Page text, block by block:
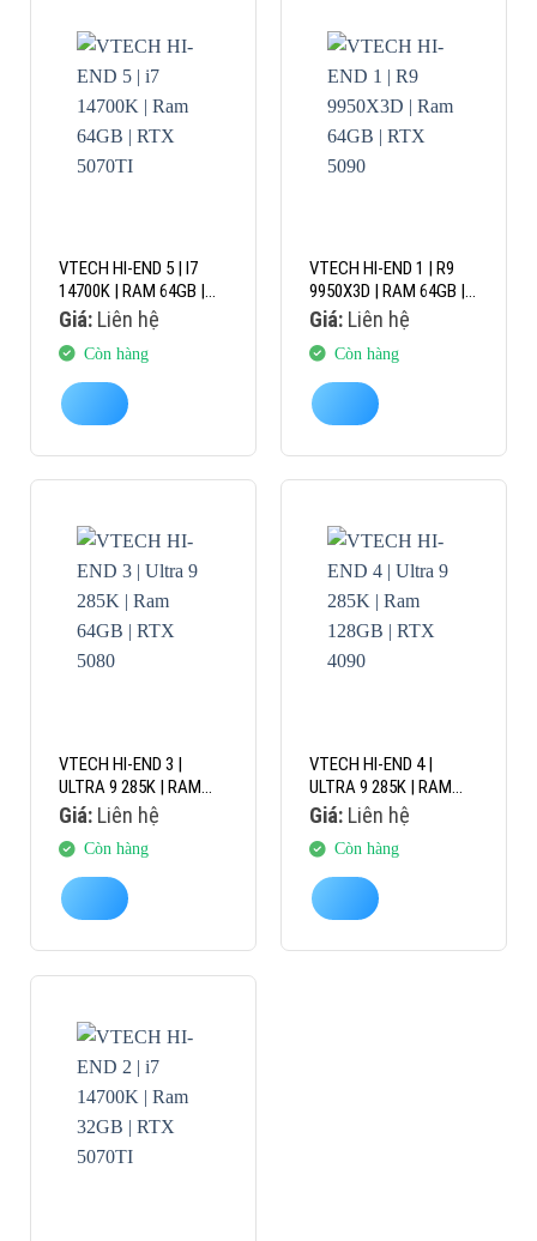
VTECH HI-END 5 | I7
14700K | RAM 64GB |
RTX 5070TI
Giá:Liên hệ
Còn hàng
VTECH HI-END 1 | R9
9950X3D | RAM 64GB |
RTX 5090
Giá:Liên hệ
Còn hàng
VTECH HI-END 3 |
ULTRA 9 285K | RAM
64GB | RTX 5080
Giá:Liên hệ
Còn hàng
VTECH HI-END 4 |
ULTRA 9 285K | RAM
128GB | RTX 4090
Giá:Liên hệ
Còn hàng